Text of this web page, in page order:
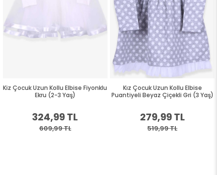
Kiz Çocuk Uzun Kollu Elbise Fiyonklu
Ekru (2-3 Yaş)
324,99 TL
609,99 TL
Kız Çocuk Uzun Kollu Elbise
Puantiyeli Beyaz Çiçekli Gri (3 Yaş)
279,99 TL
519,99 TL